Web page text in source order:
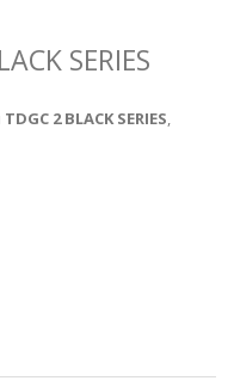
SERIES
TDGC 2 BLACK SERIES,